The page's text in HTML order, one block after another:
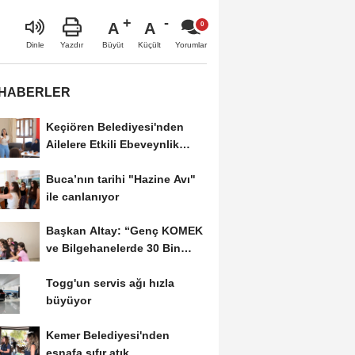
Dinle Yazdır
A
Büyüt
A
Küçült Yorumlar
Keçiören Belediyesi'nden
Ailelere Etkili Ebeveynlik
Buca’nın tarihi "Hazine Avı"
ile canlanıyor
Başkan Altay: “Genç KOMEK
ve Bilgehanelerde 30 Bin
Togg'un servis ağı hızla
büyüyor
Kemer Belediyesi'nden